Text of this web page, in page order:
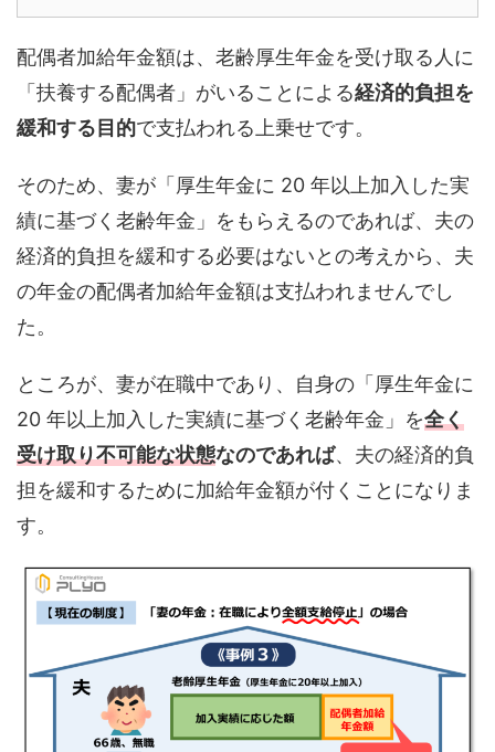
配偶者加給年金額は、老齢厚生年金を受け取る人に
「扶養する配偶者」がいることによる経済的負担を
緩和する目的で支払われる上乗せです。
そのため、妻が「厚生年金に 20 年以上加入した実
績に基づく老齢年金」をもらえるのであれば、夫の
経済的負担を緩和する必要はないとの考えから、夫
の年金の配偶者加給年金額は支払われませんでし
た。
ところが、妻が在職中であり、自身の「厚生年金に
20 年以上加入した実績に基づく老齢年金」を全く
受け取り不可能な状態なのであれば、夫の経済的負
担を緩和するために加給年金額が付くことになりま
す。